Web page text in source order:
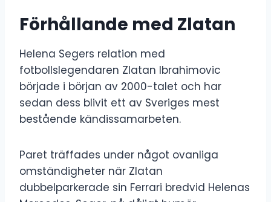
Förhållande med Zlatan
Helena Segers relation med
fotbollslegendaren Zlatan Ibrahimovic
började i början av 2000-talet och har
sedan dess blivit ett av Sveriges mest
bestående kändissamarbeten.
Paret träffades under något ovanliga
omständigheter när Zlatan
dubbelparkerade sin Ferrari bredvid Helenas